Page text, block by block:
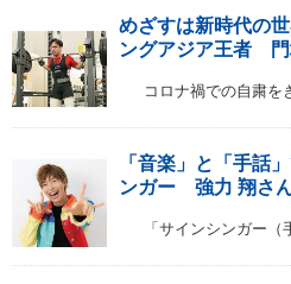
めざすは新時代の
ングアジア王者 門
コロナ禍での自粛を
「音楽」と「手話
ンガー 強力 翔さ
「サインシンガー（